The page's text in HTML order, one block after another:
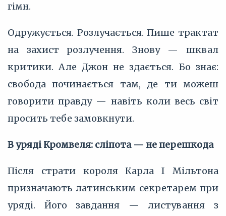
гімн.
Одружується. Розлучається. Пише трактат
на захист розлучення. Знову — шквал
критики. Але Джон не здається. Бо знає:
свобода починається там, де ти можеш
говорити правду — навіть коли весь світ
просить тебе замовкнути.
В уряді Кромвеля: сліпота — не перешкода
Після страти короля Карла І Мільтона
призначають латинським секретарем при
уряді. Його завдання — листування з